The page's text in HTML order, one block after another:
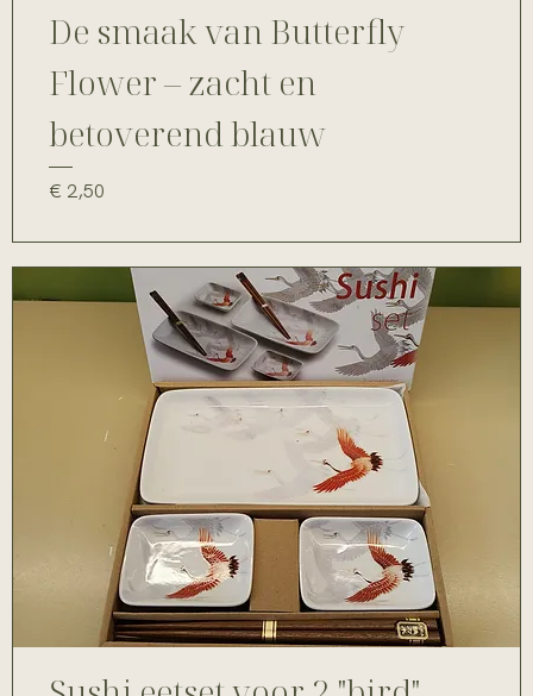
De smaak van Butterfly
Flower – zacht en
betoverend blauw
Prijs
€ 2,50